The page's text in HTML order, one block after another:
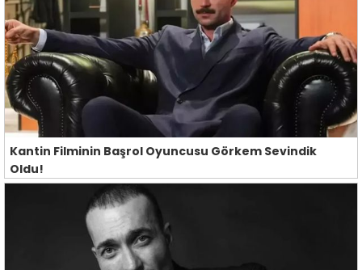
Kantin Filminin Başrol Oyuncusu Görkem Sevindik
Oldu!